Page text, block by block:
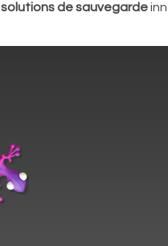
solutions de sauvegarde